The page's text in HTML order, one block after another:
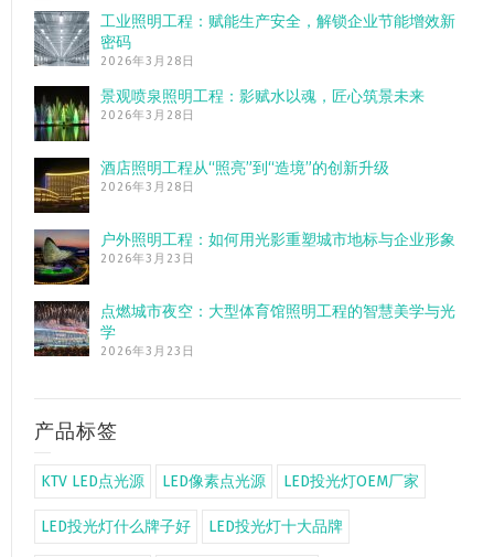
工业照明工程：赋能生产安全，解锁企业节能增效新
密码
2026年3月28日
景观喷泉照明工程：影赋水以魂，匠心筑景未来
2026年3月28日
酒店照明工程从“照亮”到“造境”的创新升级
2026年3月28日
户外照明工程：如何用光影重塑城市地标与企业形象
2026年3月23日
点燃城市夜空：大型体育馆照明工程的智慧美学与光
学
2026年3月23日
产品标签
KTV LED点光源 LED像素点光源 LED投光灯OEM厂家
LED投光灯什么牌子好 LED投光灯十大品牌